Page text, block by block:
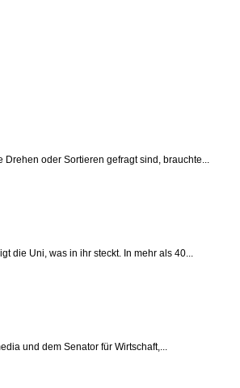
oder Sortieren gefragt sind, brauchte...
die Uni, was in ihr steckt. In mehr als 40...
und dem Senator für Wirtschaft,...